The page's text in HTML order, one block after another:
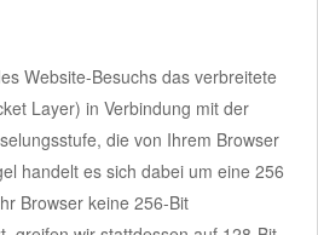
Website-Besuchs das verbreitete
Layer) in Verbindung mit der
die von Ihrem Browser
handelt es sich dabei um eine 256
Browser keine 256-Bit